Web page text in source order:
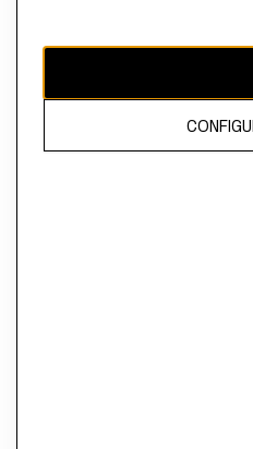
propiedad de H&M Hennes &